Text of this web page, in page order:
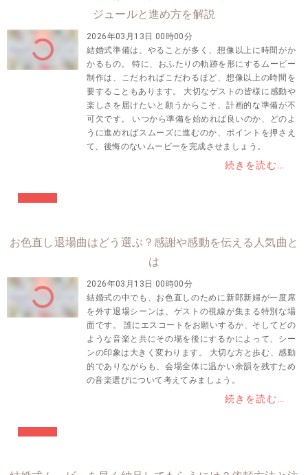
ジュールと進め方を解説
2026年03月13日 00時00分
結婚式準備は、やることが多く、想像以上に時間がか
かるもの。 特に、おふたりの軌跡を形にするムービー
制作は、こだわればこだわるほど、想像以上の時間を
要することもあります。 大切なゲストの皆様に感動や
楽しさを届けたいと願うからこそ、計画的な準備が不
可欠です。 いつから準備を始めれば良いのか、どのよ
うに進めればスムーズに進むのか、ポイントを押さえ
て、後悔のないムービーを完成させましょう。
続きを読む…
お色直し退場曲はどう選ぶ？感謝や感動を伝える人気曲と
は
2026年03月13日 00時00分
結婚式の中でも、お色直しのために新郎新婦が一度席
を外す退場シーンは、ゲストの視線が集まる特別な場
面です。 誰にエスコートをお願いするか、そしてどの
ような音楽と共にその場を後にするかによって、シー
ンの印象は大きく変わります。 大切な方と歩む、感動
的でありながらも、会場全体に温かい余韻を残すため
の音楽選びについて考えてみましょう。
続きを読む…